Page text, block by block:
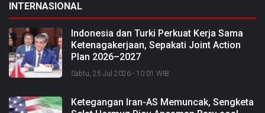
INTERNASIONAL
Indonesia dan Turki Perkuat Kerja Sama
Ketenagakerjaan, Sepakati Joint Action
Plan 2026–2027
Sabtu, 25 Jul 2026 - 10:01 WIB
Ketegangan Iran-AS Memuncak, Sengketa